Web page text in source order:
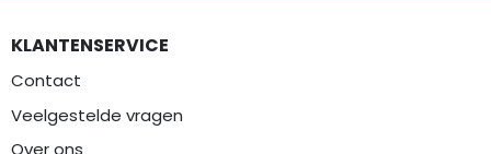
KLANTENSERVICE
Contact
Veelgestelde vragen
Over ons